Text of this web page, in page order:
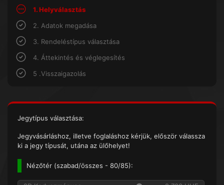
1. Helyválasztás
2. Adatok megadása
3. Rendeléstípus választása
4. Áttekintés és véglegesítés
5 .Visszaigazolás
Jegytípus választása:
Jegyvásárláshoz, illetve foglaláshoz kérjük, először válassza
ki a jegy típusát, utána az ülőhelyet!
Nézőtér (szabad/összes - 80/85):